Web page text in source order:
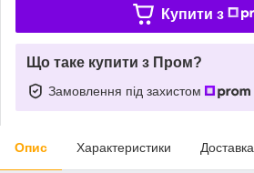
Купити з
Що таке купити з Пром?
Замовлення під захистом
Опис Характеристики Доставка